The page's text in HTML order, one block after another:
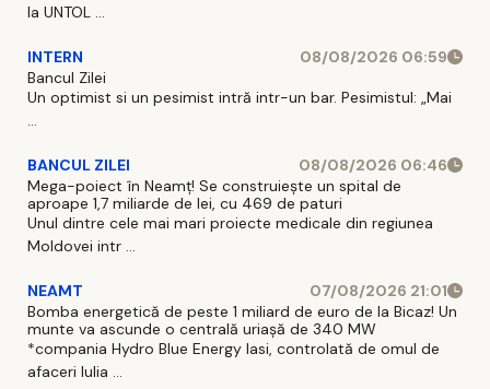
la UNTOL ...
INTERN
08/08/2026 06:59
Bancul Zilei
Un optimist si un pesimist intră intr-un bar. Pesimistul: „Mai
...
BANCUL ZILEI
08/08/2026 06:46
Mega-poiect în Neamț! Se construiește un spital de
aproape 1,7 miliarde de lei, cu 469 de paturi
Unul dintre cele mai mari proiecte medicale din regiunea
Moldovei intr ...
NEAMT
07/08/2026 21:01
Bomba energetică de peste 1 miliard de euro de la Bicaz! Un
munte va ascunde o centrală uriașă de 340 MW
*compania Hydro Blue Energy Iasi, controlată de omul de
afaceri Iulia ...